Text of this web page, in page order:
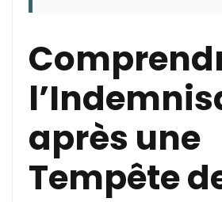
après une
Tempête